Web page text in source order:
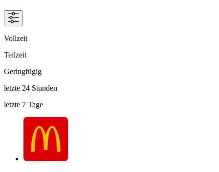
Vollzeit
Teilzeit
Geringfügig
letzte 24 Stunden
letzte 7 Tage